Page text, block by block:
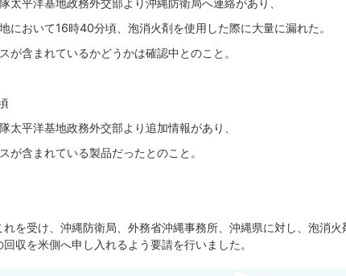
太平洋基地政務外交部より沖縄防衛局へ連絡があり、
において16時40分頃、泡消火剤を使用した際に大量に漏れた。
が含まれているかどうかは確認中とのこと。
太平洋基地政務外交部より追加情報があり、
が含まれている製品だったとのこと。
を受け、沖縄防衛局、外務省沖縄事務所、沖縄県に対し、泡消火
回収を米側へ申し入れるよう要請を行いました。